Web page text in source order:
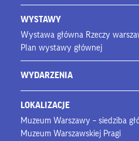
WYSTAWY
Wystawa główna Rzeczy
Plan wystawy głównej
WYDARZENIA
LOKALIZACJE
Muzeum Warszawy – siedziba
Muzeum Warszawskiej Pragi